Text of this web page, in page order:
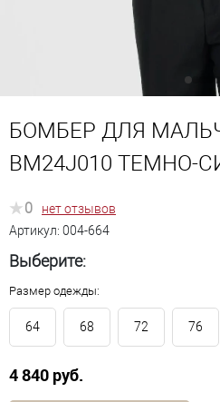
БОМБЕР ДЛЯ
BM24J010 ТЕМНО-
0
нет отзывов
Артикул: 004-664
Выберите:
Размер одежды:
64 68 72 76
4 840 руб.